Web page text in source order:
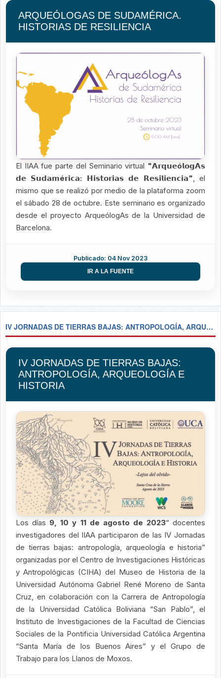
ARQUEÓLOGAS DE SUDAMÉRICA.
HISTORIAS DE RESILIENCIA
El IIAA fue parte del Seminario virtual "𝗔𝗿𝗾𝘂𝗲ó𝗹𝗼𝗴𝗔𝘀
𝗱𝗲 𝗦𝘂𝗱𝗮𝗺é𝗿𝗶𝗰𝗮: 𝗛𝗶𝘀𝘁𝗼𝗿𝗶𝗮𝘀 𝗱𝗲 𝗥𝗲𝘀𝗶𝗹𝗶𝗲𝗻𝗰𝗶𝗮" , el
mismo que se realizó por medio de la plataforma zoom
el sábado 28 de octubre. Este seminario es organizado
desde el proyecto ArqueólogAs de la Universidad de
Barcelona.
Publicado: 04 Nov 2023
IR A LA FUENTE
IV JORNADAS DE TIERRAS BAJAS: ANTROPOLOGÍA, ARQUEOLOGÍA E HISTORIA
IV JORNADAS DE TIERRAS BAJAS:
ANTROPOLOGÍA, ARQUEOLOGÍA E
HISTORIA
Los días 9, 10 y 11 de agosto de 2023“ docentes
investigadores del IIAA participaron de las IV Jornadas
de tierras bajas: antropología, arqueología e historia”
organizadas por el Centro de Investigaciones Históricas
y Antropológicas (CIHA) del Museo de Historia de la
Universidad Autónoma Gabriel René Moreno de Santa
Cruz, en colaboración con la Carrera de Antropología
de la Universidad Católica Boliviana “San Pablo”, el
Instituto de Investigaciones de la Facultad de Ciencias
Sociales de la Pontificia Universidad Católica Argentina
“Santa María de los Buenos Aires” y el Grupo de
Trabajo para los Llanos de Moxos.